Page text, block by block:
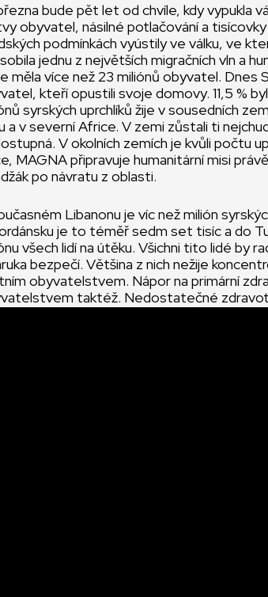
bude pět let od chvíle, kdy vypukla
obyvatel, násilné potlačování a
podmínkách vyústily ve válku, ve
jednu z největších migračních vln a
měla více než 23 miliónů obyvatel. Dnes
kteří opustili svoje domovy. 11,5 %
syrských uprchlíků žije v sousedních
a v severní Africe. V zemi zůstali ti
V okolních zemích je kvůli počtu
MAGNA připravuje humanitární misi
po návratu z oblasti.
Libanonu je víc než milión
je to téměř sedm set tisíc a do
všech lidí na útěku. Všichni tito lidé by
bezpečí. Většina z nich nežije
obyvatelstvem. Nápor na primární
taktéž. Nedostatečné